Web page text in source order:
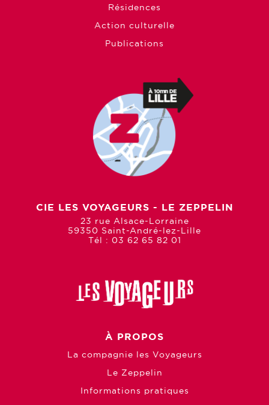
Résidences
Action culturelle
Publications
CIE LES VOYAGEURS - LE ZEPPELIN
23 rue Alsace-Lorraine
59350 Saint-André-lez-Lille
Tél : 03 62 65 82 01
À PROPOS
La compagnie les Voyageurs
Le Zeppelin
Informations pratiques